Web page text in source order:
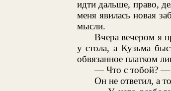
идти дальше, право,
меня явилась новая
мысли.
Вчера вечером я
у стола, а Кузьма
обвязанное платком
— Что с тобой? —
Он не ответил, а